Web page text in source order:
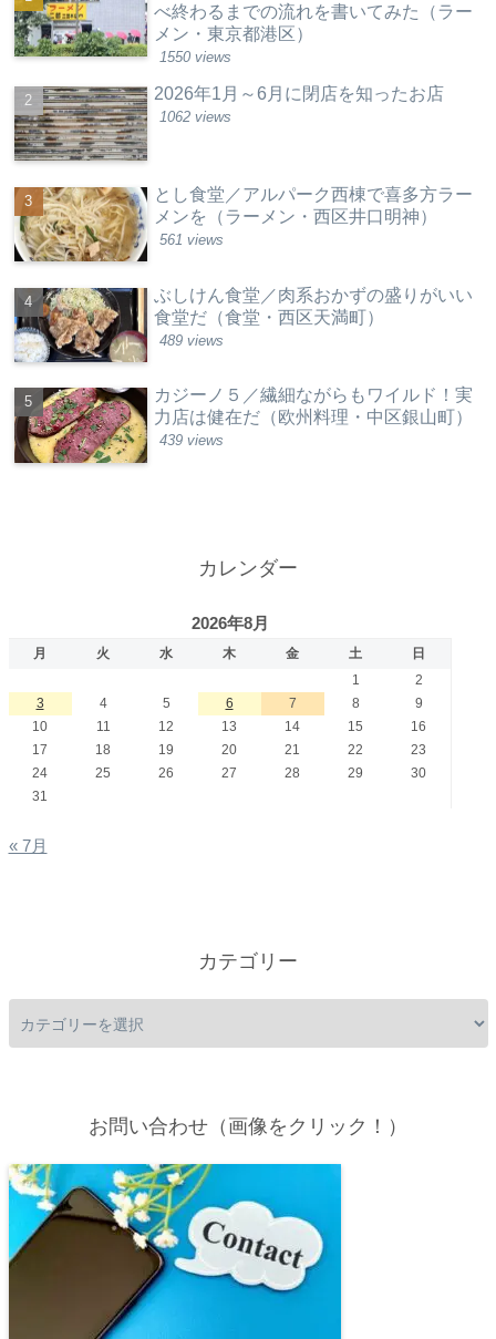
べ終わるまでの流れを書いてみた（ラー
メン・東京都港区）
1550 views
2026年1月～6月に閉店を知ったお店
1062 views
とし食堂／アルパーク西棟で喜多方ラー
メンを（ラーメン・西区井口明神）
561 views
ぶしけん食堂／肉系おかずの盛りがいい
食堂だ（食堂・西区天満町）
489 views
カジーノ５／繊細ながらもワイルド！実
力店は健在だ（欧州料理・中区銀山町）
439 views
カレンダー
2026年8月
月 火 水 木 金 土
日
1
2
3
4 5 6 7 8
9
10
11 12 13 14 15
16
17
18 19 20 21 22
23
24
25 26 27 28 29
30
31
« 7月
カテゴリー
お問い合わせ（画像をクリック！）